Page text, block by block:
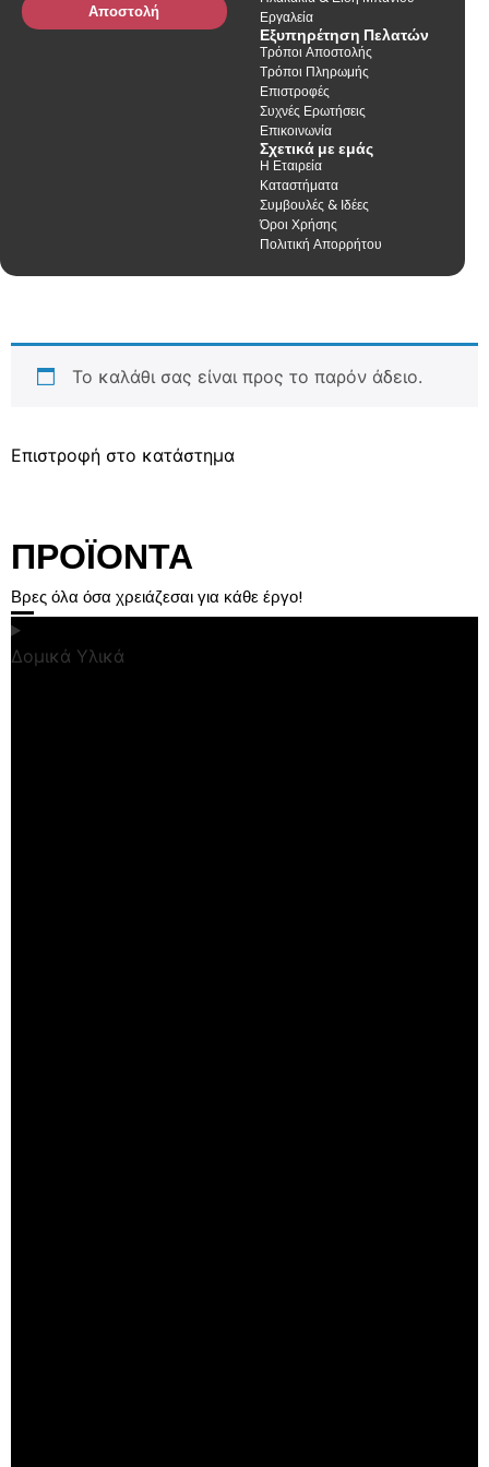
Αποστολή
Εργαλεία
Εξυπηρέτηση Πελατών
Τρόποι Αποστολής
Τρόποι Πληρωμής
Επιστροφές
Συχνές Ερωτήσεις
Επικοινωνία
Σχετικά με εμάς
Η Εταιρεία
Καταστήματα
Συμβουλές & Ιδέες
Όροι Χρήσης
Πολιτική Απορρήτου
Το καλάθι σας είναι προς το παρόν άδειο.
Επιστροφή στο κατάστημα
ΠΡΟΪΟΝΤΑ
Βρες όλα όσα χρειάζεσαι για κάθε έργο!
Δομικά Υλικά